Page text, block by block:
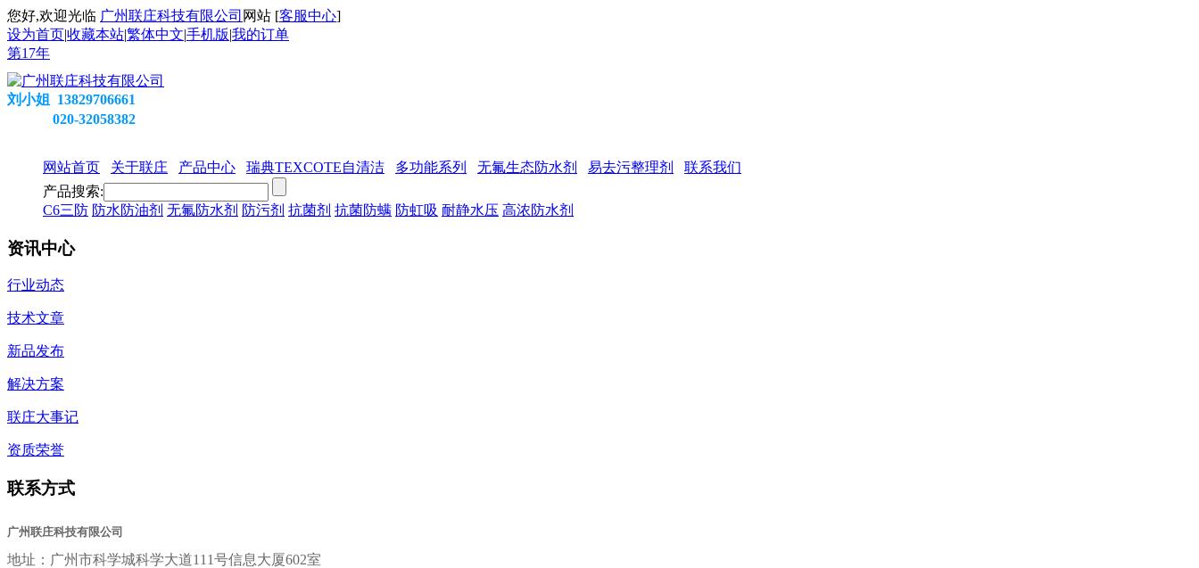
您好,欢迎光临 广州联庄科技有限公司 网站 [客服中心]
设为首页|收藏本站|繁体中文|手机版|我的订单
第17年
刘小姐 13829706661
020-32058382
网站首页 关于联庄 产品中心 瑞典TEXCOTE自清洁 多功能系列 无氟生态防水剂 易去污整理剂
联系我们
产品搜索:
C6三防 防水防油剂 无氟防水剂 防污剂 抗菌剂 抗菌防螨 防虹吸 耐静水压 高浓防水剂
资讯中心
行业动态
技术文章
新品发布
解决方案
联庄大事记
资质荣誉
联系方式
广州联庄科技有限公司
地址： 广州市科学城科学大道111号信息大厦602室